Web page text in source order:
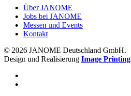
Über JANOME
Jobs bei JANOME
Messen und Events
Kontakt
© 2026 JANOME Deutschland GmbH.
Design und Realisierung Image Printing